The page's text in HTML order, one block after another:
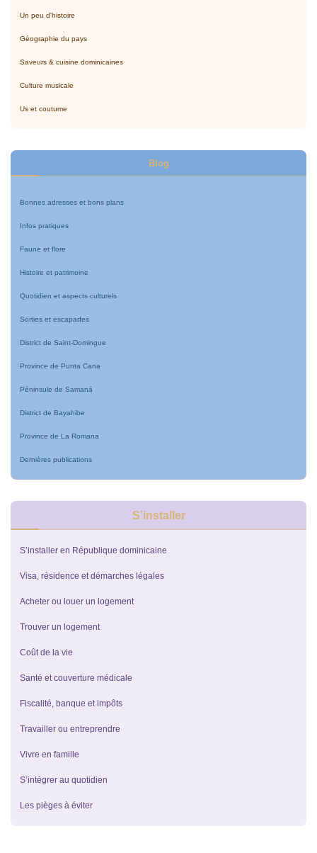
Un peu d'histoire
Géographie du pays
Saveurs & cuisine dominicaines
Culture musicale
Us et coutume
Blog
Bonnes adresses et bons plans
Infos pratiques
Faune et flore
Histoire et patrimoine
Quotidien et aspects culturels
Sorties et escapades
District de Saint-Domingue
Province de Punta Cana
Péninsule de Samaná
District de Bayahibe
Province de La Romana
Dernières publications
S’installer
S’installer en République dominicaine
Visa, résidence et démarches légales
Acheter ou louer un logement
Trouver un logement
Coût de la vie
Santé et couverture médicale
Fiscalité, banque et impôts
Travailler ou entreprendre
Vivre en famille
S’intégrer au quotidien
Les pièges à éviter